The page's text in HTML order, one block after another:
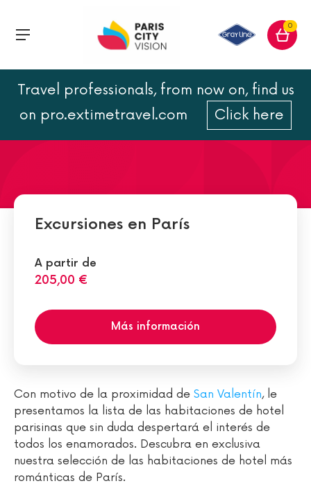
0
Travel professionals, from now on, find us
on pro.extimetravel.com
Click here
Las habitaciones de hotel
más románticas de París
Excursiones en París
A partir de
205,00 €
Más información
Con motivo de la proximidad de San Valentín, le
presentamos la lista de las habitaciones de hotel
parisinas que sin duda despertará el interés de
todos los enamorados. Descubra en exclusiva
nuestra selección de las habitaciones de hotel más
románticas de París.